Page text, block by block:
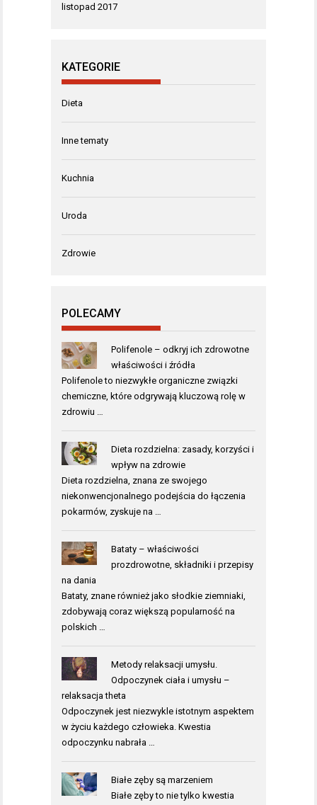
listopad 2017
KATEGORIE
Dieta
Inne tematy
Kuchnia
Uroda
Zdrowie
POLECAMY
Polifenole – odkryj ich zdrowotne
właściwości i źródła
Polifenole to niezwykłe organiczne związki
chemiczne, które odgrywają kluczową rolę w
zdrowiu …
Dieta rozdzielna: zasady, korzyści i
wpływ na zdrowie
Dieta rozdzielna, znana ze swojego
niekonwencjonalnego podejścia do łączenia
pokarmów, zyskuje na …
Bataty – właściwości
prozdrowotne, składniki i przepisy
na dania
Bataty, znane również jako słodkie ziemniaki,
zdobywają coraz większą popularność na
polskich …
Metody relaksacji umysłu.
Odpoczynek ciała i umysłu –
relaksacja theta
Odpoczynek jest niezwykle istotnym aspektem
w życiu każdego człowieka. Kwestia
odpoczynku nabrała …
Białe zęby są marzeniem
Białe zęby to nie tylko kwestia